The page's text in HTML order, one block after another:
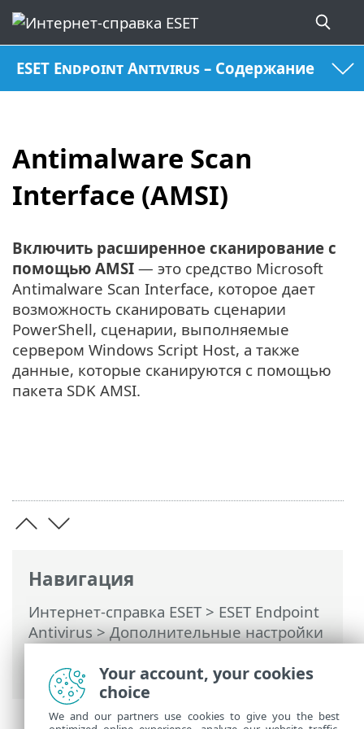
ESET Endpoint Antivirus – Содержание
Antimalware Scan
Interface (AMSI)
Навигация
Интернет-справка ESET> ESET Endpoint
Antivirus>Дополнительные настройки
Interface (AMSI)
Включить расширенное сканирование с
помощью AMSI — это средство Microsoft
Antimalware Scan Interface, которое дает
возможность сканировать сценарии
PowerShell, сценарии, выполняемые
сервером Windows Script Host, а также
данные, которые сканируются с помощью
пакета SDK AMSI.
Your account, your cookies
choice
We and our partners use cookies to give you the best